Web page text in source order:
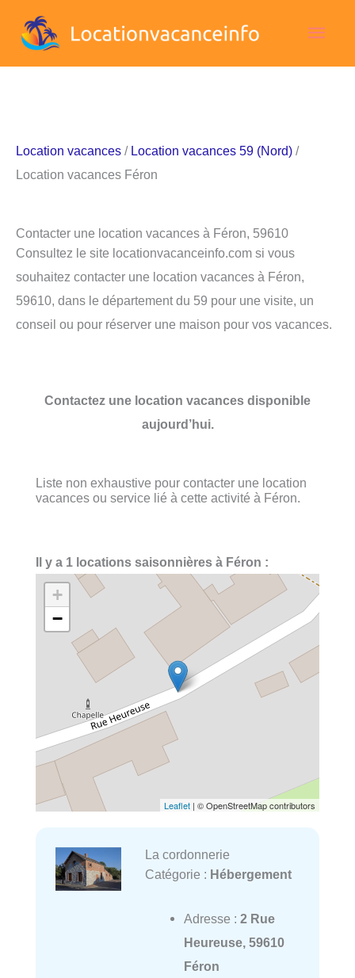
Location vacances / Location vacances 59 (Nord) /
Location vacances Féron
Contacter une location vacances à Féron, 59610
Consultez le site locationvacanceinfo.com si vous
souhaitez contacter une location vacances à Féron,
59610, dans le département du 59 pour une visite, un
conseil ou pour réserver une maison pour vos vacances.
Contactez une location vacances disponible
aujourd’hui.
Liste non exhaustive pour contacter une location
vacances ou service lié à cette activité à Féron.
Il y a 1 locations saisonnières à Féron :
+
−
Leaflet | © OpenStreetMap contributors
La cordonnerie
Catégorie : Hébergement
Adresse : 2 Rue
Heureuse, 59610
Féron